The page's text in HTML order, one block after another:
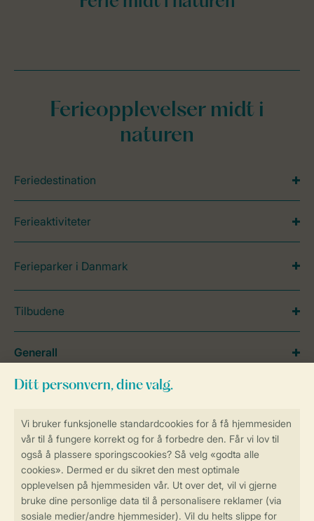
Sikker og rask online booking
Sikker datahåndtering
Ferieopplevelser midt i
naturen
Feriedestination
Ferieaktiviteter
Ferieparker i Danmark
Tilbudene
Generall
Service
Betalingsmuligheder